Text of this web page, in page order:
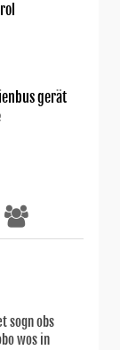
gerät
sogn obs
wos in